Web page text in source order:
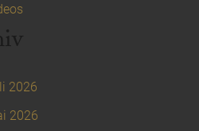
2026
2026